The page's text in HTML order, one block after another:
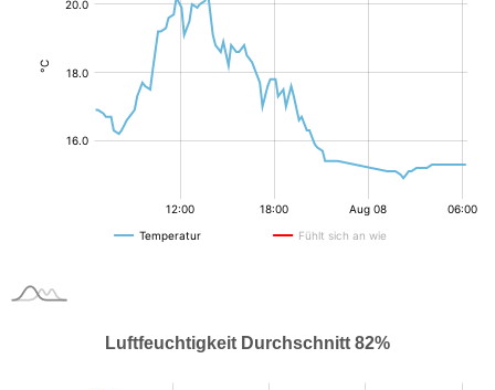
Luftfeuchtigkeit Durchschnitt 82%